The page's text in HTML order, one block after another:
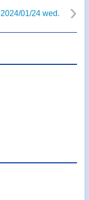
2024/01/24 wed.